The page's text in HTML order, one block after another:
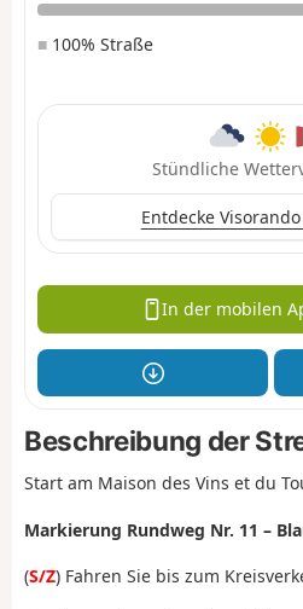
■ 100% Straße
Stündliche
Entdecke
In der mobilen
Beschreibung der
Start am Maison des Vins et du
Markierung Rundweg Nr. 11 –
(S/Z) Fahren Sie bis zum